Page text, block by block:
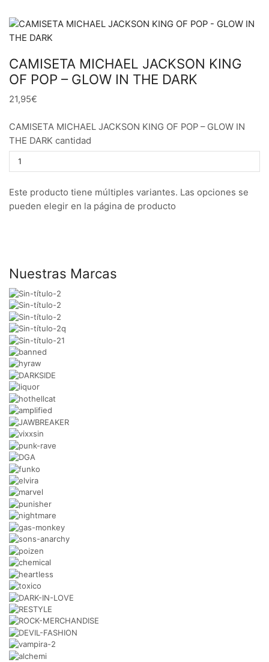
CAMISETA MICHAEL JACKSON KING
OF POP – GLOW IN THE DARK
21,95€
CAMISETA MICHAEL JACKSON KING OF POP – GLOW IN
THE DARK cantidad
Este producto tiene múltiples variantes. Las opciones se
pueden elegir en la página de producto
Nuestras Marcas